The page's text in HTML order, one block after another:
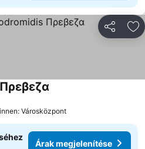
Városközpont
Árak megjelenítése